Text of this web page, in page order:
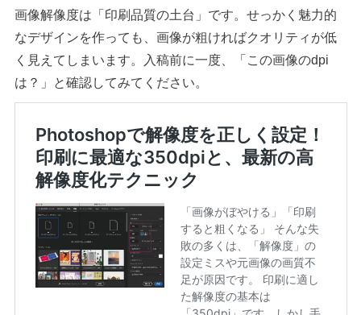
画像解像度は「印刷品質の土台」です。せっかく魅力的
なデザインを作っても、画像が粗ければクオリティが低
く見えてしまいます。入稿前に一度、「この画像のdpi
は？」と確認してみてください。